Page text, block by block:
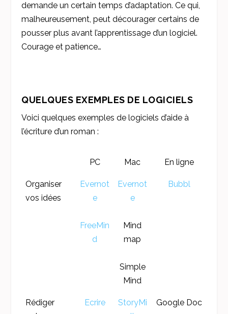
demande un certain temps d’adaptation. Ce qui,
malheureusement, peut décourager certains de
pousser plus avant l’apprentissage d’un logiciel.
Courage et patience…
QUELQUES EXEMPLES DE LOGICIELS
Voici quelques exemples de logiciels d’aide à
l’écriture d’un roman :
PC Mac En ligne
Organiser
vos idées
Evernot
e
FreeMin
d
Evernot
e
Mind
map
Simple
Mind
Bubbl
Rédiger
Ecrire
StoryMi
Google Doc